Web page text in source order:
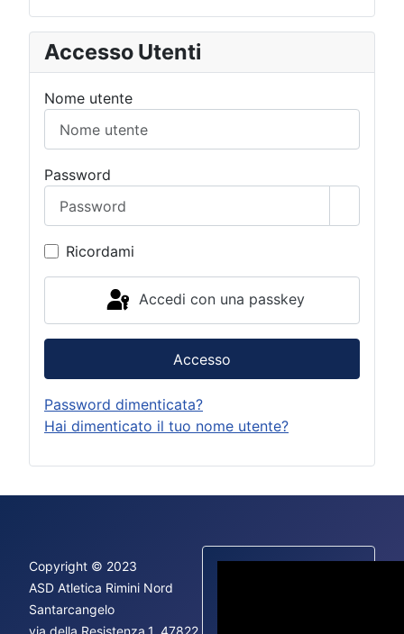
Accesso Utenti
Nome utente
Password
Ricordami
Accedi con una passkey
Accesso
Password dimenticata?
Hai dimenticato il tuo nome utente?
Copyright © 2023
ASD Atletica Rimini Nord
Santarcangelo
via della Resistenza,1, 47822,